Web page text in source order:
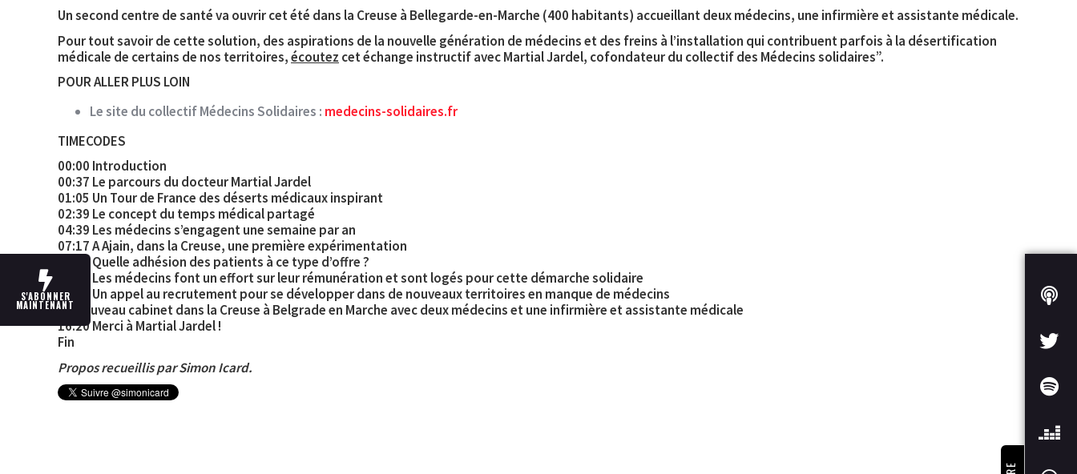
S'ABONNER
MAINTENANT
Un second centre de santé va ouvrir cet été dans la Creuse à Bellegarde-en-Marche (400 habitants) accueillant deux médecins, une infirmière et assistante médicale.
Pour tout savoir de cette solution, des aspirations de la nouvelle génération de médecins et des freins à l’installation qui contribuent parfois à la désertification
médicale de certains de nos territoires,écoutez cet échange instructif avec Martial Jardel, cofondateur du collectif des Médecins solidaires”.
POUR ALLER PLUS LOIN
Le site du collectif Médecins Solidaires : medecins-solidaires.fr
TIMECODES
00:00 Introduction
00:37 Le parcours du docteur Martial Jardel
01:05 Un Tour de France des déserts médicaux inspirant
02:39 Le concept du temps médical partagé
04:39 Les médecins s’engagent une semaine par an
07:17 A Ajain, dans la Creuse, une première expérimentation
10:30 Quelle adhésion des patients à ce type d’offre ?
13:07 Les médecins font un effort sur leur rémunération et sont logés pour cette démarche solidaire
14:30 Un appel au recrutement pour se développer dans de nouveaux territoires en manque de médecins
Un nouveau cabinet dans la Creuse à Belgrade en Marche avec deux médecins et une infirmière et assistante médicale
16:20 Merci à Martial Jardel !
Fin
Propos recueillis par Simon Icard.